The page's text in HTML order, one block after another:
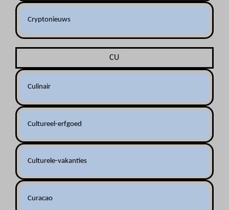
Cryptonieuws
CU
Culinair
Cultureel-erfgoed
Culturele-vakanties
Curacao